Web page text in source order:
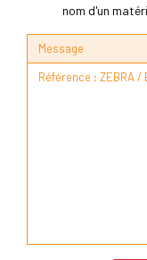
nom d'un
Message